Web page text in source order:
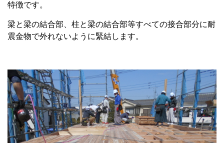
特徴です。
梁と梁の結合部、柱と梁の結合部等すべての接合部分に耐
震金物で外れないように緊結します。